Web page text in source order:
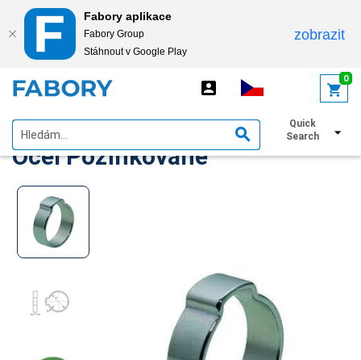
Fabory aplikace
Fabory Group
Stáhnout v Google Play
zobrazit
0
Quick
Search
ABA Svorka s jedním uchem
Ocel Pozinkované